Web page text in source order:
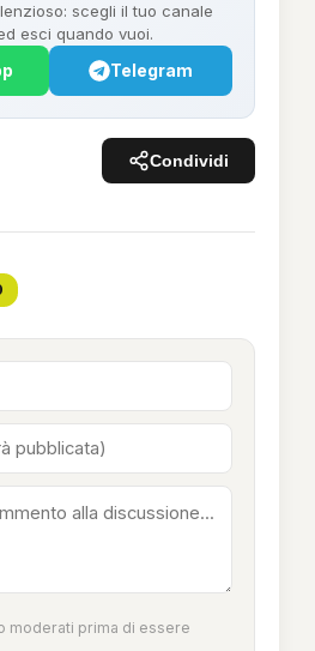
scegli il tuo canale
esci quando vuoi.
Telegram
Condividi
moderati prima di essere